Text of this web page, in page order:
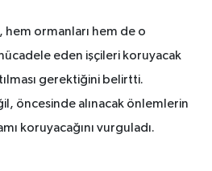
hem ormanları hem de o
eden işçileri koruyacak
gerektiğini belirtti.
öncesinde alınacak önlemlerin
koruyacağını vurguladı.